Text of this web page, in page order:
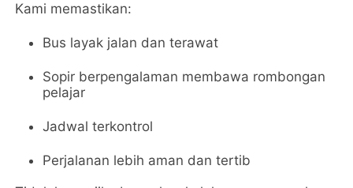
Kami memastikan:
Bus layak jalan dan terawat
Sopir berpengalaman membawa rombongan
pelajar
Jadwal terkontrol
Perjalanan lebih aman dan tertib